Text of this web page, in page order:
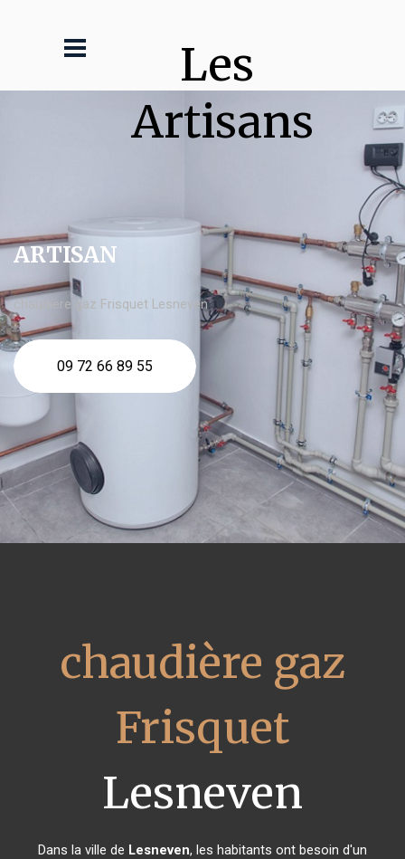
Les
Artisans
ARTISAN
chaudière gaz Frisquet Lesneven
09 72 66 89 55
chaudière gaz
Frisquet
Lesneven
Dans la ville de Lesneven, les habitants ont besoin d'un